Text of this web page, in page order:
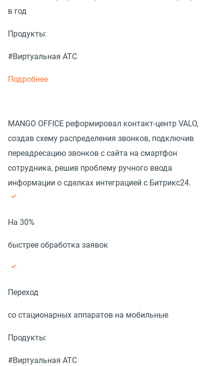
в год
Продукты:
#Виртуальная АТС
Подробнее
MANGO OFFICE реформировал контакт-центр VALO,
создав схему распределения звонков, подключив
переадресацию звонков с сайта на смартфон
сотрудника, решив проблему ручного ввода
информации о сделках интеграцией с Битрикс24.
На 30%
быстрее обработка заявок
Переход
со стационарных аппаратов на мобильные
Продукты:
#Виртуальная АТС